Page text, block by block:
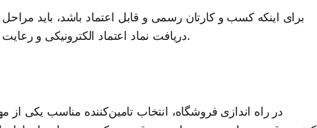
برای اینکه کسب و کارتان رسمی و قابل اعتماد باشد، باید
دریافت نماد اعتماد الکترونیکی و رعایت قوانین تجارت الکترونیک ضروری است.
در راه اندازی فروشگاه، انتخاب تامین‌کننده مناسب یکی